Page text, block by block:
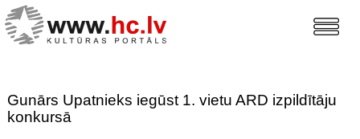
Gunārs Upatnieks iegūst 1. vietu ARD izpildītāju
konkursā